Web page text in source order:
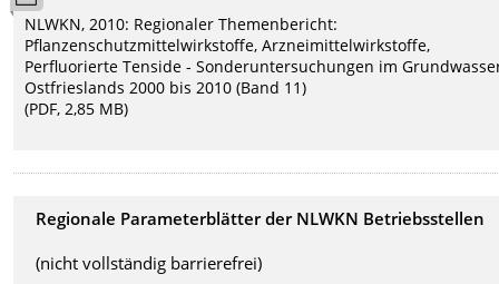
NLWKN, 2010: Regionaler Themenbericht:
Pflanzenschutzmittelwirkstoffe, Arzneimittelwirkstoffe,
Perfluorierte Tenside - Sonderuntersuchungen im
Ostfrieslands 2000 bis 2010 (Band 11)
(PDF, 2,85 MB)
Regionale Parameterblätter der NLWKN Betriebsstellen
(nicht vollständig barrierefrei)